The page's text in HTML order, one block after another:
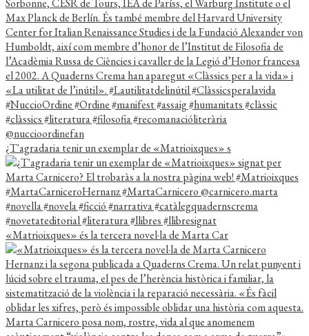
¿T'agradaria tenir un exemplar de «Matrioixques» s
«Matrioixques» és la tercera novel·la de Marta Car